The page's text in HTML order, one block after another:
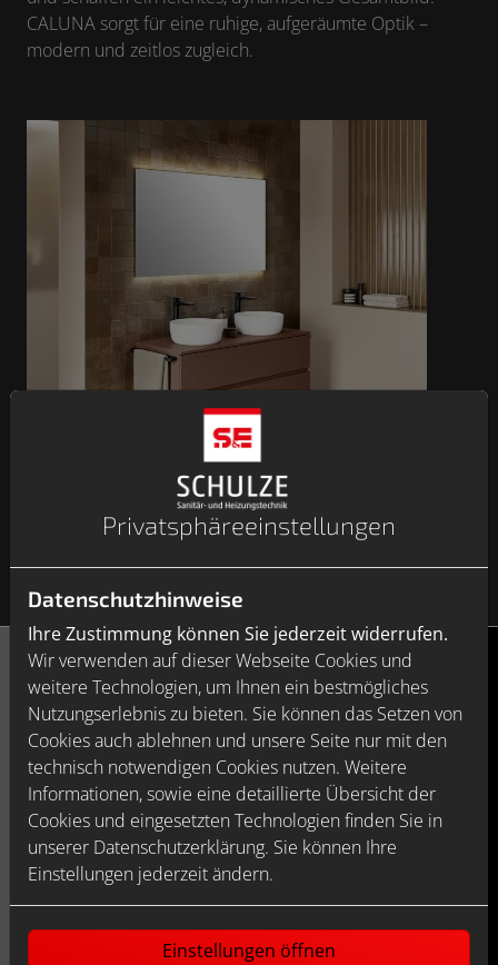
CALUNA sorgt für eine ruhige, aufgeräumte Optik –
modern und zeitlos zugleich.
Bildquelle: Geberit
MIX & MATCH KOMPATIBEL – ALLES
PASST ZUSAMMEN
CALUNA bietet eine große Auswahl an Formen,
Größen, beliebten Farben und hochwertigen
Oberflächen, die sich auch serienübergreifend
kombinieren lassen. So entsteht eine Badlösung, die
optisch aus einem Guss wirkt – und trotzdem
maximal individuell ist.
Privatsphäre­einstellungen
Datenschutzhinweise
Ihre Zustimmung können Sie jederzeit widerrufen.
Wir verwenden auf dieser Webseite Cookies und
weitere Technologien, um Ihnen ein bestmögliches
Nutzungserlebnis zu bieten. Sie können das Setzen von
Cookies auch ablehnen und unsere Seite nur mit den
technisch notwendigen Cookies nutzen. Weitere
Informationen, sowie eine detaillierte Übersicht der
Cookies und eingesetzten Technologien finden Sie in
unserer Datenschutzerklärung. Sie können Ihre
Einstellungen jederzeit ändern.
Einstellungen öffnen